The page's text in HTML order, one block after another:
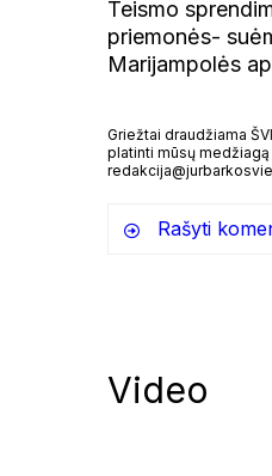
Teismo
priemonės-
Marijampolės
Griežtai draudžiama
platinti mūsų
Rašyti
Video